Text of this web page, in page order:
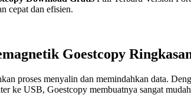
cepat dan efisien.
Goestcopy
proses menyalin dan memindahkan data.
ke USB, Goestcopy membuatnya sangat